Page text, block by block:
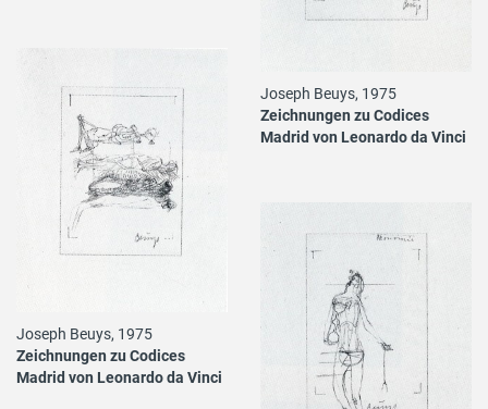
Joseph Beuys, 1975
Zeichnungen zu Codices
Madrid von Leonardo da Vinci
Joseph Beuys, 1975
Zeichnungen zu Codices
Madrid von Leonardo da Vinci